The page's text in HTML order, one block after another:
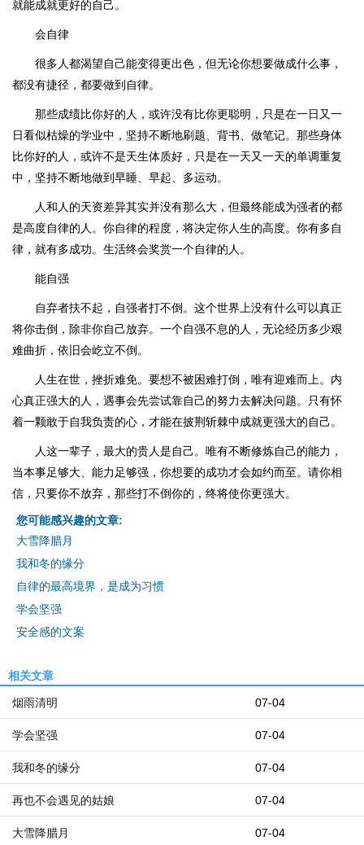
就能成就更好的自己。
会自律
很多人都渴望自己能变得更出色，但无论你想要做成什么事，
都没有捷径，都要做到自律。
那些成绩比你好的人，或许没有比你更聪明，只是在一日又一
日看似枯燥的学业中，坚持不断地刷题、背书、做笔记。那些身体
比你好的人，或许不是天生体质好，只是在一天又一天的单调重复
中，坚持不断地做到早睡、早起、多运动。
人和人的天资差异其实并没有那么大，但最终能成为强者的都
是高度自律的人。你自律的程度，将决定你人生的高度。你有多自
律，就有多成功。生活终会奖赏一个自律的人。
能自强
自弃者扶不起，自强者打不倒。这个世界上没有什么可以真正
将你击倒，除非你自己放弃。一个自强不息的人，无论经历多少艰
难曲折，依旧会屹立不倒。
人生在世，挫折难免。要想不被困难打倒，唯有迎难而上。内
心真正强大的人，遇事会先尝试靠自己的努力去解决问题。只有怀
着一颗敢于自我负责的心，才能在披荆斩棘中成就更强大的自己。
人这一辈子，最大的贵人是自己。唯有不断修炼自己的能力，
当本事足够大、能力足够强，你想要的成功才会如约而至。请你相
信，只要你不放弃，那些打不倒你的，终将使你更强大。
您可能感兴趣的文章:
大雪降腊月
我和冬的缘分
自律的最高境界，是成为习惯
学会坚强
安全感的文案
相关文章
07-04
烟雨清明
07-04
学会坚强
07-04
我和冬的缘分
07-04
再也不会遇见的姑娘
07-04
大雪降腊月